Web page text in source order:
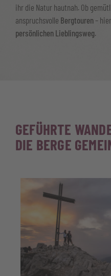
ihr die Natur hautnah. Ob
anspruchsvolle Bergtouren –
persönlichen Lieblingsweg.
GEFÜHRTE
DIE BERGE